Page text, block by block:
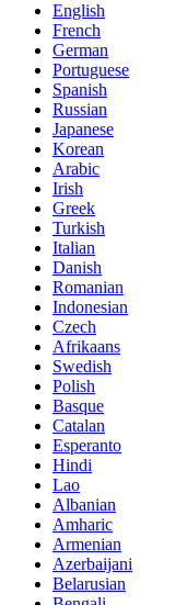
English
French
German
Portuguese
Spanish
Russian
Japanese
Korean
Arabic
Irish
Greek
Turkish
Italian
Danish
Romanian
Indonesian
Czech
Afrikaans
Swedish
Polish
Basque
Catalan
Esperanto
Hindi
Lao
Albanian
Amharic
Armenian
Azerbaijani
Belarusian